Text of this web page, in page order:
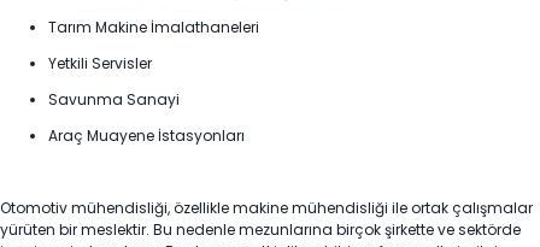
Tarım Makine İmalathaneleri
Yetkili Servisler
Savunma Sanayi
Araç Muayene İstasyonları
Otomotiv mühendisliği, özellikle makine mühendisliği ile ortak çalışmalar
yürüten bir meslektir. Bu nedenle mezunlarına birçok şirkette ve sektörde